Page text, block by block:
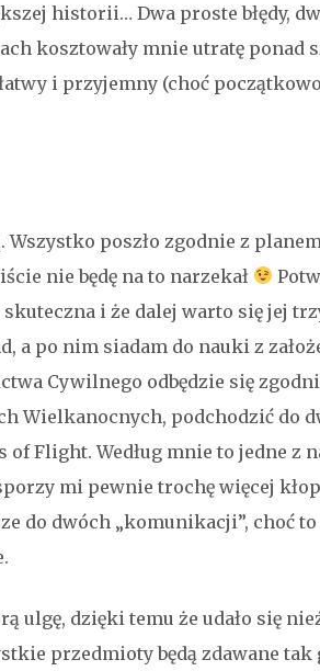
historii… Dwa proste błędy,
kosztowały mnie utratę ponad
i przyjemny (choć
Wszystko poszło zgodnie z
nie będę na to narzekał
i że dalej warto się jej
a po nim siadam do nauki z
Cywilnego odbędzie się
Wielkanocnych, podchodzić do
Flight. Według mnie to jedne z
mi pewnie trochę więcej
do dwóch „komunikacji”, choć
ulgę, dzięki temu że udało się
przedmioty będą zdawane tak